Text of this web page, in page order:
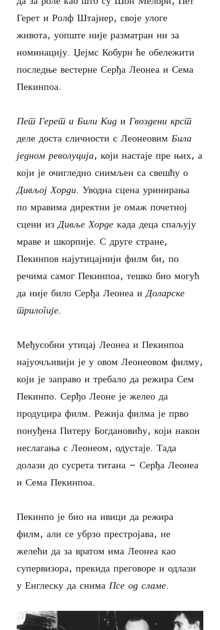
Герет и Ролф Штајнер, своје улоге
живота, уопште није разматран ни за
номинацију. Џејмс Кобурн ће обележити
последње вестерне Серђа Леонеа и Сема
Пекинпоа.
Пет Герет и Били Кид и Гвоздени крст
деле доста сличности с Леонеовим Била
једном револуција, који настаје пре њих, а
који је очигледно снимљен са свешћу о
Дивљој Хорди. Уводна сцена уринирања
по мравима директни је омаж почетној
сцени из Дивље Хорде када деца спаљују
мраве и шкорпије. С друге стране,
Пекинпов најутицајнији филм би, по
речима самог Пекинпоа, тешко био могућ
да није било Серђа Леонеа и Доларске
трилогије.
Међусобни утицај Леонеа и Пекинпоа
најуочљивији је у овом Леонеовом филму,
који је заправо и требало да режира Сем
Пекинпо. Серђо Леоне је желео да
продуцира филм. Режија филма је прво
понуђена Питеру Богдановићу, који након
неслагања с Леонеом, одустаје. Тада
долази до сусрета титана – Серђа Леонеа
и Сема Пекинпоа.
Пекинпо је био на ивици да режира
филм, али се убрзо престројава, не
желећи да за вратом има Леонеа као
супервизора, прекида преговоре и одлази
у Енглеску да снима Псе од сламе.